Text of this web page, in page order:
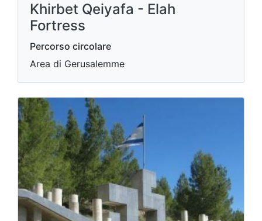
Khirbet Qeiyafa - Elah
Fortress
Percorso circolare
Area di Gerusalemme